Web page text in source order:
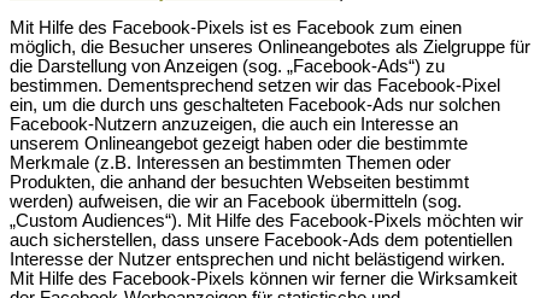
Mit Hilfe des Facebook-Pixels ist es Facebook zum einen
möglich, die Besucher unseres Onlineangebotes als Zielgruppe für
die Darstellung von Anzeigen (sog. „Facebook-Ads“) zu
bestimmen. Dementsprechend setzen wir das Facebook-Pixel
ein, um die durch uns geschalteten Facebook-Ads nur solchen
Facebook-Nutzern anzuzeigen, die auch ein Interesse an
unserem Onlineangebot gezeigt haben oder die bestimmte
Merkmale (z.B. Interessen an bestimmten Themen oder
Produkten, die anhand der besuchten Webseiten bestimmt
werden) aufweisen, die wir an Facebook übermitteln (sog.
„Custom Audiences“). Mit Hilfe des Facebook-Pixels möchten wir
auch sicherstellen, dass unsere Facebook-Ads dem potentiellen
Interesse der Nutzer entsprechen und nicht belästigend wirken.
Mit Hilfe des Facebook-Pixels können wir ferner die Wirksamkeit